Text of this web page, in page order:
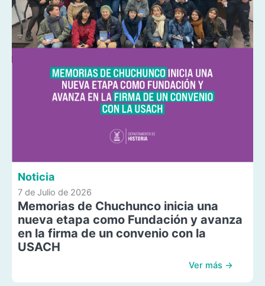
Noticia
7 de Julio de 2026
Memorias de Chuchunco inicia una
nueva etapa como Fundación y avanza
en la firma de un convenio con la
USACH
Ver más →